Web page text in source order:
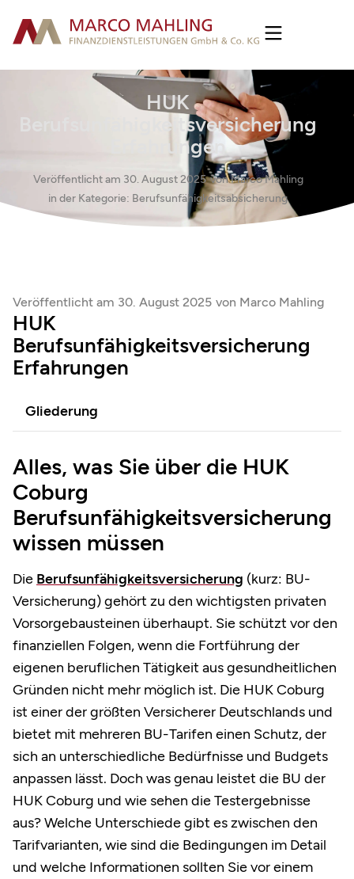
HUK
Berufsunfähigkeitsversicherung
Erfahrungen
Veröffentlicht am 30. August 2025 vonMarco Mahling
in der Kategorie: Berufsunfähigkeitsabsicherung
Veröffentlicht am 30. August 2025 von Marco Mahling
HUK
Berufsunfähigkeitsversicherung
Erfahrungen
Gliederung
Alles, was Sie über die HUK
Coburg
Berufsunfähigkeitsversicherung
wissen müssen
Die Berufsunfähigkeitsversicherung (kurz: BU-
Versicherung) gehört zu den wichtigsten privaten
Vorsorgebausteinen überhaupt. Sie schützt vor den
finanziellen Folgen, wenn die Fortführung der
eigenen beruflichen Tätigkeit aus gesundheitlichen
Gründen nicht mehr möglich ist. Die HUK Coburg
ist einer der größten Versicherer Deutschlands und
bietet mit mehreren BU-Tarifen einen Schutz, der
sich an unterschiedliche Bedürfnisse und Budgets
anpassen lässt. Doch was genau leistet die BU der
HUK Coburg und wie sehen die Testergebnisse
aus? Welche Unterschiede gibt es zwischen den
Tarifvarianten, wie sind die Bedingungen im Detail
und welche Informationen sollten Sie vor einem